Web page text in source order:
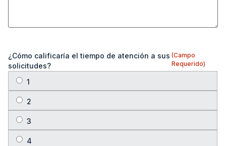
¿Cómo calificaría el tiempo de atención a sus
solicitudes?
(Campo
Requerido)